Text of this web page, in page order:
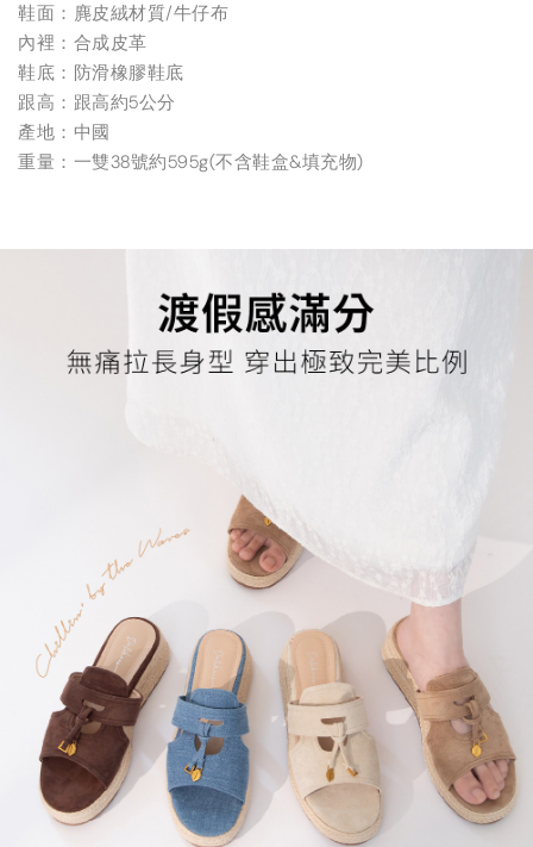
鞋面：麂皮絨材質/牛仔布
內裡：合成皮革
鞋底：防滑橡膠鞋底
跟高：跟高約5公分
產地：中國
重量：一雙38號約595g(不含鞋盒&填充物)